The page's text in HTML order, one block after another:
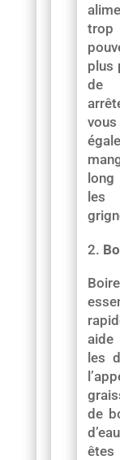
trop
plus
de
long
aide
les
de